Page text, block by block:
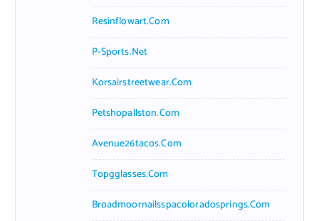
Resinflowart.com
P-Sports.net
Korsairstreetwear.com
Petshopallston.com
Avenue26tacos.com
Topgglasses.com
Broadmoornailsspacoloradosprings.com